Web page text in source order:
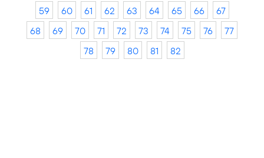
59
60 61 62 63 64 65 66
67
68
69 70 71 72 73 74 75 76
77
78
79 80 81 82